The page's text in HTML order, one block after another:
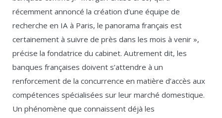
récemment annoncé la création d’une équipe de
recherche en IA à Paris, le panorama français est
certainement à suivre de près dans les mois à venir »,
précise la fondatrice du cabinet. Autrement dit, les
banques françaises doivent s’attendre à un
renforcement de la concurrence en matière d’accès aux
compétences spécialisées sur leur marché domestique.
Un phénomène que connaissent déjà les